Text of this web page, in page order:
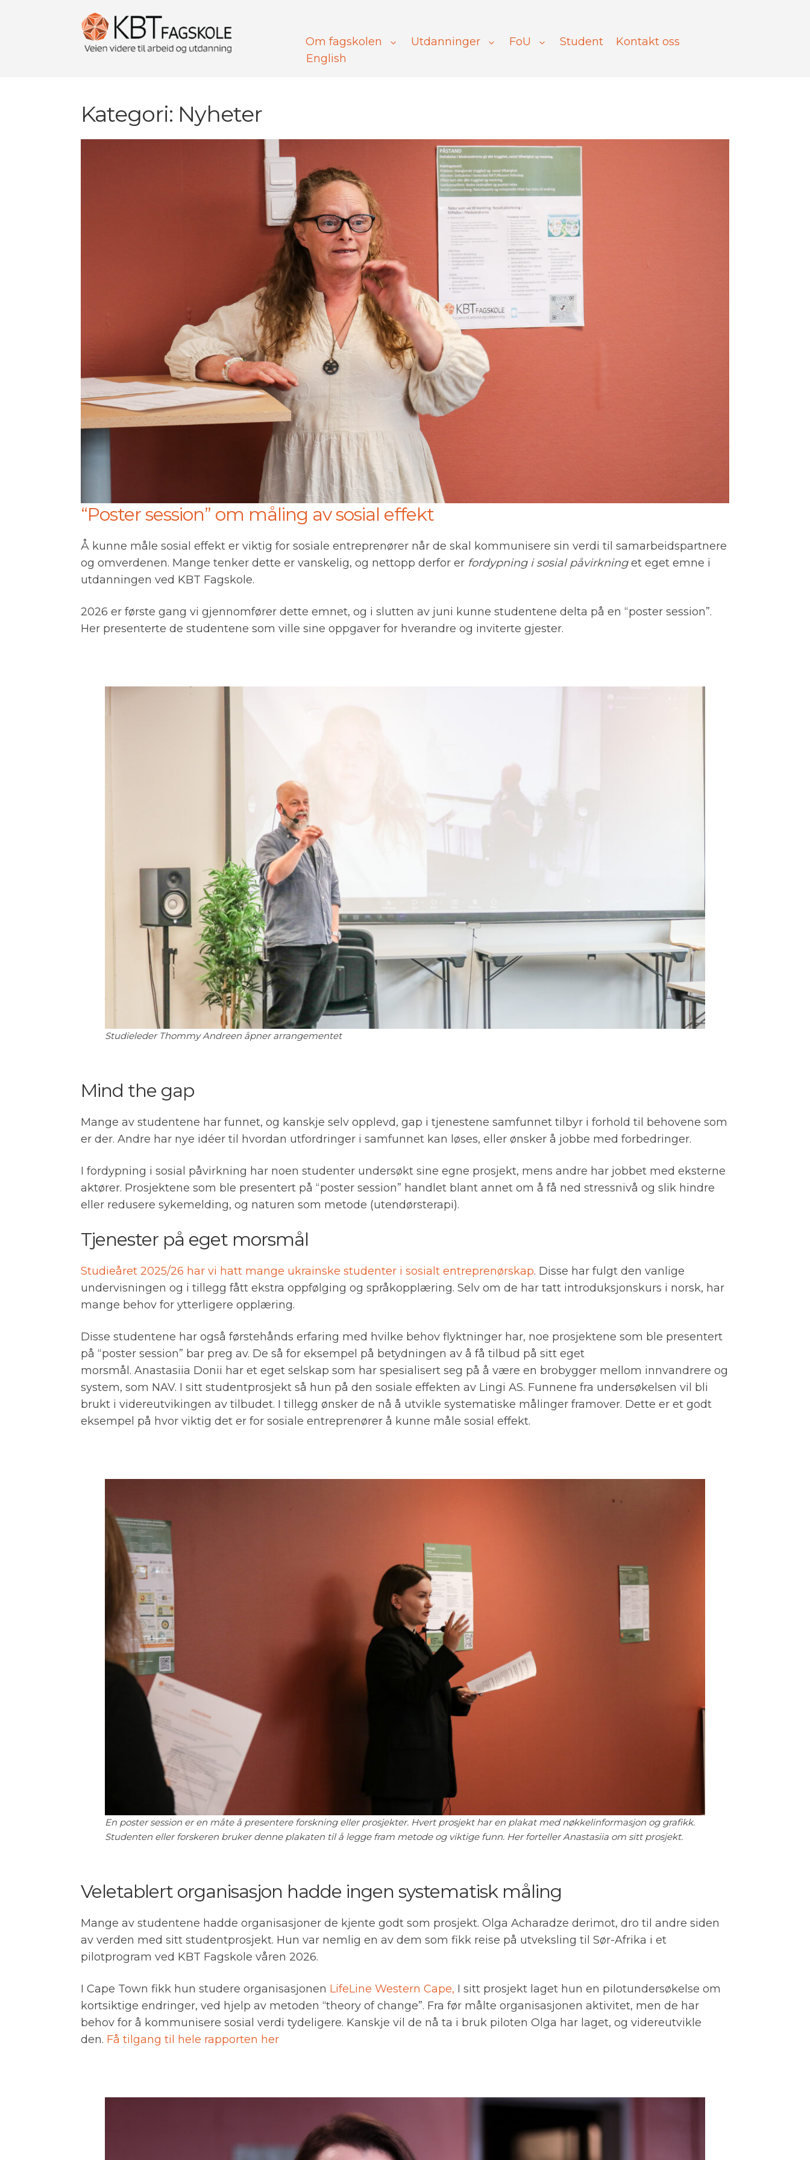
Om fagskolen Utdanninger FoU Student
Kontakt oss
English
Kategori: Nyheter
“Poster session” om måling av sosial effekt
Å kunne måle sosial effekt er viktig for sosiale entreprenører når de skal kommunisere sin verdi til samarbeidspartnere
og omverdenen. Mange tenker dette er vanskelig, og nettopp derfor er fordypning i sosial påvirkninget eget emne i
utdanningen ved KBT Fagskole.
2026 er første gang vi gjennomfører dette emnet, og i slutten av juni kunne studentene delta på en “poster session”.
Her presenterte de studentene som ville sine oppgaver for hverandre og inviterte gjester.
Studieleder Thommy Andreen åpner arrangementet
Mind the gap
Mange av studentene har funnet, og kanskje selv opplevd, gap i tjenestene samfunnet tilbyr i forhold til behovene som
er der. Andre har nye idéer til hvordan utfordringer i samfunnet kan løses, eller ønsker å jobbe med forbedringer.
I fordypning i sosial påvirkning har noen studenter undersøkt sine egne prosjekt, mens andre har jobbet med eksterne
aktører. Prosjektene som ble presentert på “poster session” handlet blant annet om å få ned stressnivå og slik hindre
eller redusere sykemelding, og naturen som metode (utendørsterapi).
Tjenester på eget morsmål
Studieåret 2025/26 har vi hatt mange ukrainske studenter i sosialt entreprenørskap. Disse har fulgt den vanlige
undervisningen og i tillegg fått ekstra oppfølging og språkopplæring. Selv om de har tatt introduksjonskurs i norsk, har
mange behov for ytterligere opplæring.
Disse studentene har også førstehånds erfaring med hvilke behov flyktninger har, noe prosjektene som ble presentert
på “poster session” bar preg av. De så for eksempel på betydningen av å få tilbud på sitt eget
morsmål. Anastasiia Donii har et eget selskap som har spesialisert seg på å være en brobygger mellom innvandrere og
system, som NAV. I sitt studentprosjekt så hun på den sosiale effekten av Lingi AS. Funnene fra undersøkelsen vil bli
brukt i videreutvikingen av tilbudet. I tillegg ønsker de nå å utvikle systematiske målinger framover. Dette er et godt
eksempel på hvor viktig det er for sosiale entreprenører å kunne måle sosial effekt.
En poster session er en måte å presentere forskning eller prosjekter. Hvert prosjekt har en plakat med nøkkelinformasjon og grafikk.
Studenten eller forskeren bruker denne plakaten til å legge fram metode og viktige funn. Her forteller Anastasiia om sitt prosjekt.
Veletablert organisasjon hadde ingen systematisk måling
Mange av studentene hadde organisasjoner de kjente godt som prosjekt. Olga Acharadze derimot, dro til andre siden
av verden med sitt studentprosjekt. Hun var nemlig en av dem som fikk reise på utveksling til Sør-Afrika i et
pilotprogram ved KBT Fagskole våren 2026.
I Cape Town fikk hun studere organisasjonen LifeLine Western Cape, I sitt prosjekt laget hun en pilotundersøkelse om
kortsiktige endringer, ved hjelp av metoden “theory of change”. Fra før målte organisasjonen aktivitet, men de har
behov for å kommunisere sosial verdi tydeligere. Kanskje vil de nå ta i bruk piloten Olga har laget, og videreutvikle
den. Få tilgang til hele rapporten her